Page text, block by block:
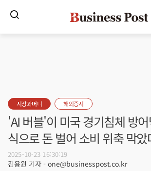
시장과머니 해외증시
'AI 버블'이 미국 경기침체 방
식으로 돈 벌어 소비 위축 막
2025-10-23 16:30:19
김용원 기자 - one@businesspost.co.kr